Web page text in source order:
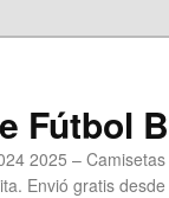
Fútbol
2025 –
Envió gratis